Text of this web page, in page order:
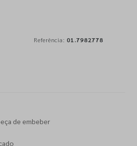
Referência: 01.7982778
de embeber